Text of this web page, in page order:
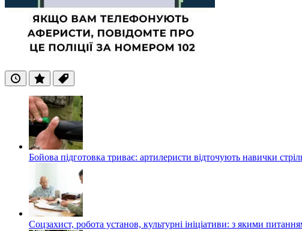
ОстанніПопулярні
Теги
Бойова підготовка триває: артилеристи відточують навички
Соцзахист, робота установ, культурні ініціативи: з якими